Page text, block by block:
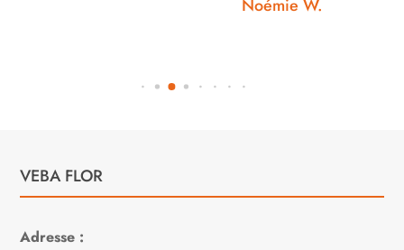
VEBA FLOR
Adresse :